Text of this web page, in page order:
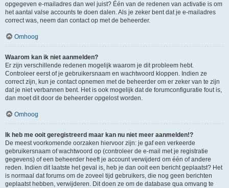
opgegeven e-mailadres dan wel juist? Één van de redenen van activatie is om
het aantal valse accounts te doen dalen. Als je zeker bent dat je e-mailadres
correct was, neem dan contact op met de beheerder.
Omhoog
Waarom kan ik niet aanmelden?
Er zijn verschillende redenen mogelijk waarom je dit probleem hebt.
Controleer eerst of je gebruikersnaam en wachtwoord kloppen. Indien ze
correct zijn, kun je contact opnemen met de beheerder om er zeker van te zijn
dat je niet verbannen bent. Het is ook mogelijk dat de forumconfiguratie fout is,
dan moet dit door de beheerder opgelost worden.
Omhoog
Ik heb me ooit geregistreerd maar kan nu niet meer aanmelden!?
De meest voorkomende oorzaken hiervoor zijn: je gaf een verkeerde
gebruikersnaam of wachtwoord op (controleer de e-mail met je registratie
gegevens) of een beheerder heeft je account verwijderd om één of andere
reden. Indien dit laatste het geval is, heb je dan ooit een bericht geplaatst? Het
is normaal dat forums om de zoveel tijd gebruikers, die nog geen berichten
geplaatst hebben, verwijderen. Dit doen ze om de database qua omvang te